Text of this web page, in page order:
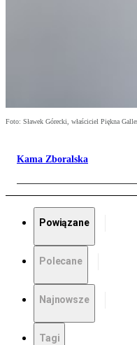
Foto: Sławek Górecki, właściciel Piękna
Kama Zboralska
Powiązane
Polecane
Najnowsze
Tagi